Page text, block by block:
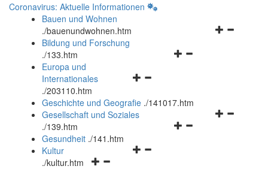
Coronavirus: Aktuelle Informationen
Bauen und Wohnen
./bauenundwohnen.htm
Navigationsmenü
Bildung und Forschung
./133.htm
Navigationsmenü
und
schließen
Europa und
Internationales
./203110.htm
Geschichte und Geografie ./141017.htm
Navigationsmenü
Gesellschaft und Soziales
./139.htm
Navigationsmenü
Gesundheit ./141.htm
Navigationsmenü
Kultur
./kultur.htm